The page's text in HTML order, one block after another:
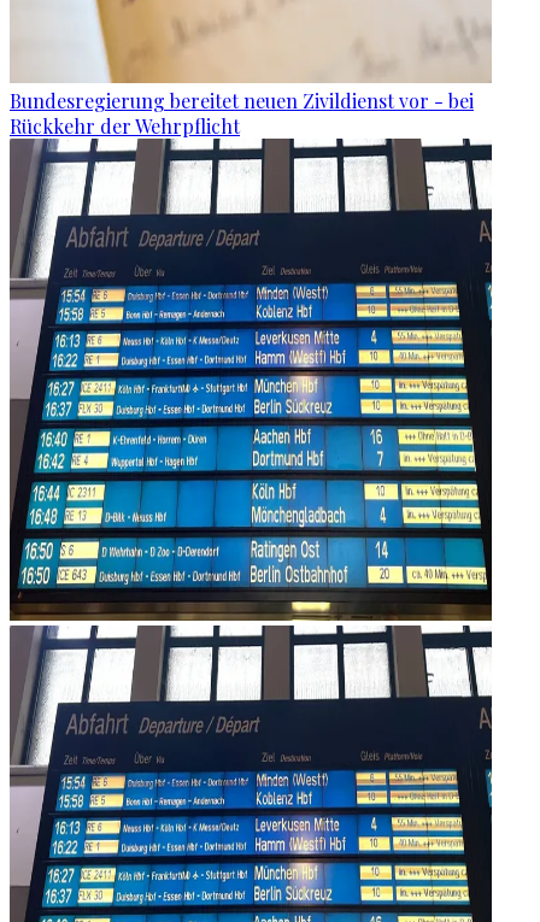
Bundesregierung bereitet neuen Zivildienst vor - bei
Rückkehr der Wehrpflicht